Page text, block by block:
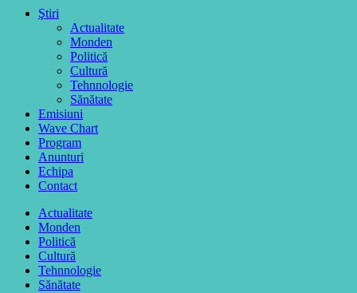
Ştiri
Actualitate
Monden
Politică
Cultură
Tehnnologie
Sănătate
Emisiuni
Wave Chart
Program
Anunturi
Echipa
Contact
Actualitate
Monden
Politică
Cultură
Tehnnologie
Sănătate